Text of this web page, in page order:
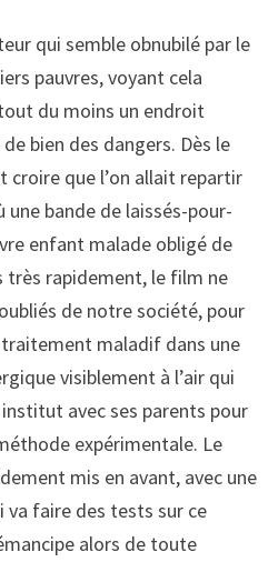
qui semble obnubilé par le
pauvres, voyant cela
du moins un endroit
bien des dangers. Dès le
que l’on allait repartir
bande de laissés-pour-
enfant malade obligé de
très rapidement, le film ne
de notre société, pour
maladif dans une
visiblement à l’air qui
avec ses parents pour
expérimentale. Le
mis en avant, avec une
va faire des tests sur ce
alors de toute